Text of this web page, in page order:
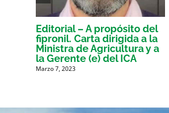
Editorial – A propósito del
fipronil. Carta dirigida a la
Ministra de Agricultura y a
la Gerente (e) del ICA
Marzo 7, 2023